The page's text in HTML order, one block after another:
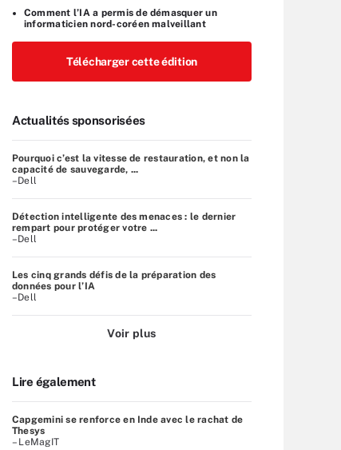
Comment l’IA a permis de démasquer un
informaticien nord-coréen malveillant
Télécharger cette édition
Actualités sponsorisées
Pourquoi c’est la vitesse de restauration, et non la
capacité de sauvegarde, ...
–Dell
Détection intelligente des menaces : le dernier
rempart pour protéger votre ...
–Dell
Les cinq grands défis de la préparation des
données pour l’IA
–Dell
Voir plus
Lire également
Capgemini se renforce en Inde avec le rachat de
Thesys
– LeMagIT